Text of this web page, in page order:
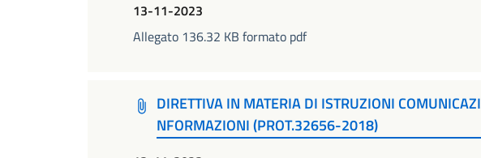
13-11-2023
Allegato 136.32 KB formato pdf
DIRETTIVA IN MATERIA DI ISTRUZIONI
NFORMAZIONI (PROT.32656-2018)